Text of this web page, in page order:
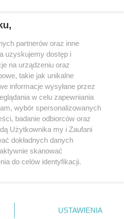
Prywatność
Praca Łódź
the:protocol
Facebook.com
Youtube.com
partnerów oraz inne
uzyskujemy dostęp i
na urządzeniu oraz
takie jak unikalne
informacje wysyłane przez
w celu zapewniania
wybór spersonalizowanych
badanie odbiorców oraz
Użytkownika my i Zaufani
dokładnych danych
skanować
do celów identyfikacji.
ustawień prywatności
rogu strony
. Niektóre
USTAWIENIA